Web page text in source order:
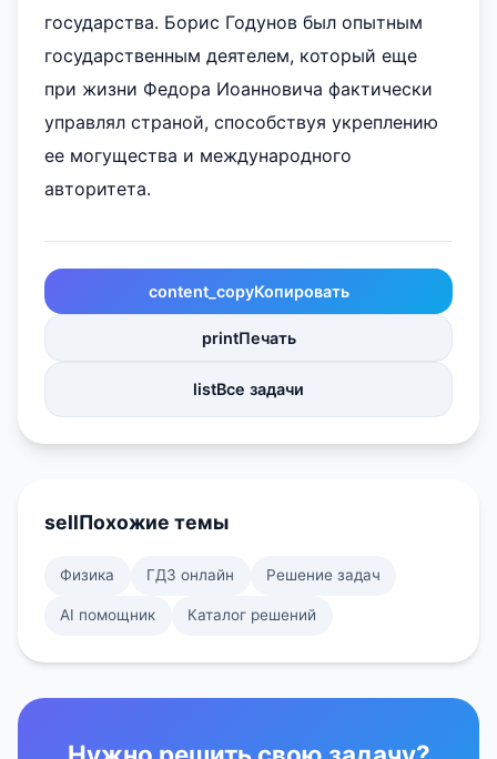
государства. Борис Годунов был опытным
государственным деятелем, который еще
при жизни Федора Иоанновича фактически
управлял страной, способствуя укреплению
ее могущества и международного
авторитета.
content_copyКопировать
printПечать
listВсе задачи
sellПохожие темы
Физика ГДЗ онлайн Решение задач
AI помощник Каталог решений